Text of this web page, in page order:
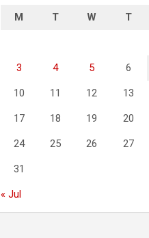
M T W T
3 4 5 6
10 11 12 13
17 18 19 20
24 25 26 27
31
« Jul